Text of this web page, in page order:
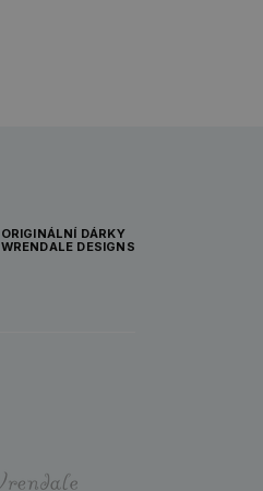
ORIGINÁLNÍ DÁRKY
WRENDALE DESIGNS